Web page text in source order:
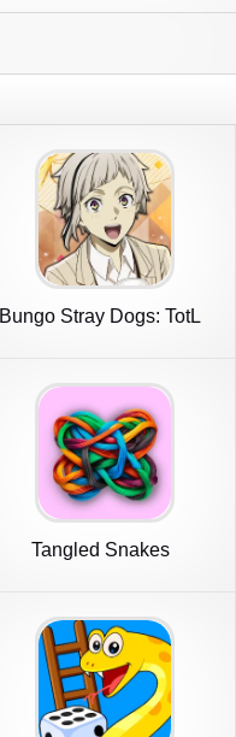
Bungo Stray Dogs: TotL
Tangled Snakes